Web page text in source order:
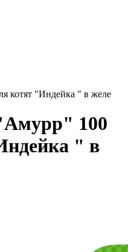
котят "Индейка " в желе
100
" в